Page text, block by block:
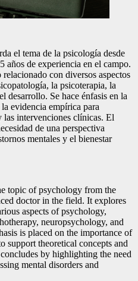
el tema de la psicología desde
años de experiencia en el campo.
con diversos aspectos
la psicoterapia, la
desarrollo. Se hace énfasis en la
evidencia empírica para
las intervenciones clínicas. El
de una perspectiva
mentales y el bienestar
topic of psychology from the
doctor in the field. It explores
aspects of psychology,
neuropsychology, and
is placed on the importance of
support theoretical concepts and
by highlighting the need
mental disorders and